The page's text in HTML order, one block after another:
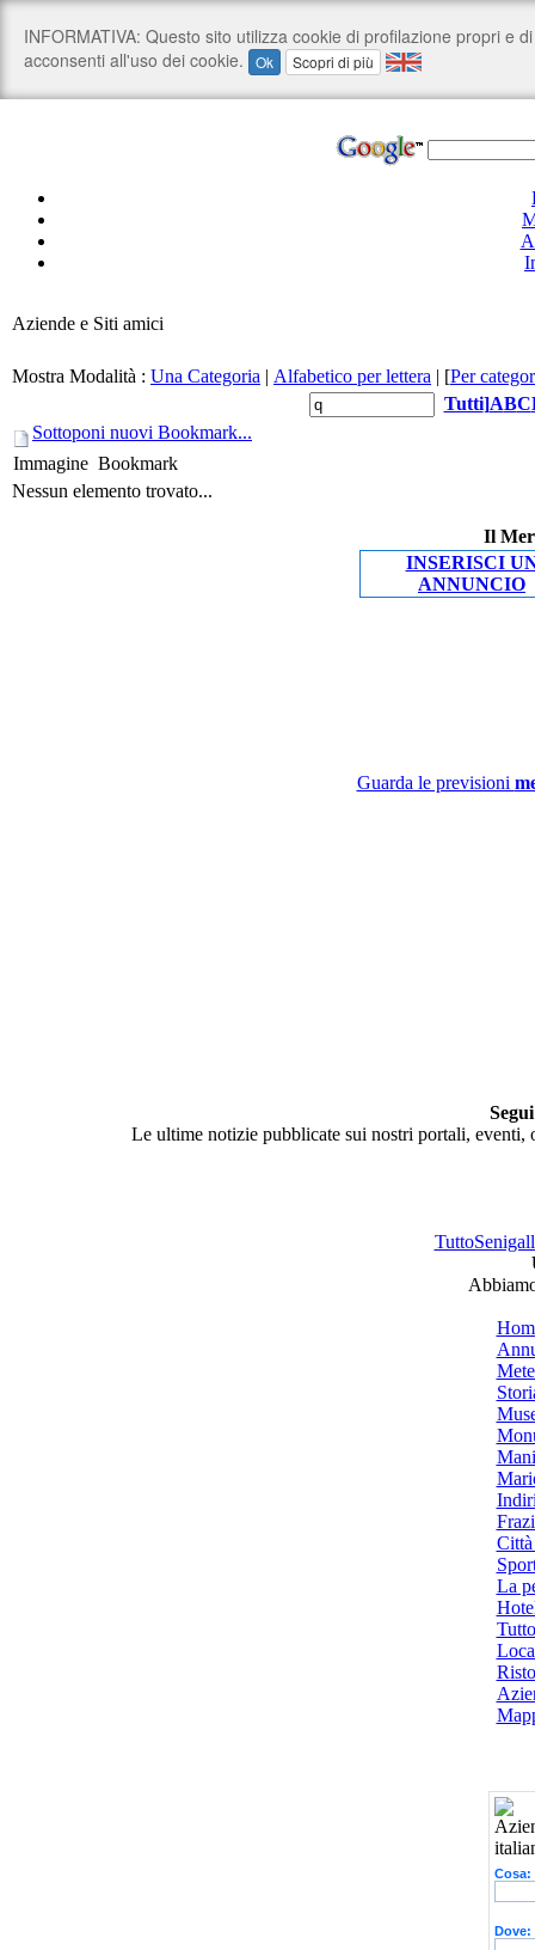
Aziende e Siti amici
Mostra Modalità : Una Categoria | Alfabetico per lettera | [Per
Tutti]ABC
Sottoponi nuovi Bookmark...
Immagine Bookmark
Nessun elemento trovato...
Il
INSERISCI
ANNUNCIO
Guarda le previsioni
Le ultime notizie pubblicate sui nostri portali,
Città
La
Cosa:
Dove: